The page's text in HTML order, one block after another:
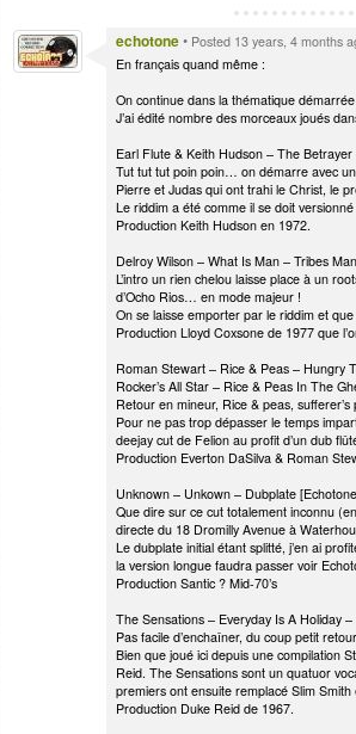
echotone• Posted 13 years, 4 months
En français quand même :
On continue dans la thématique
J’ai édité nombre des morceaux joués
Earl Flute & Keith Hudson – The
Tut tut tut poin poin… on démarre avec
Pierre et Judas qui ont trahi le Christ, le
Le riddim a été comme il se doit
Production Keith Hudson en 1972.
Delroy Wilson – What Is Man – Tribes
L’intro un rien chelou laisse place à un
d’Ocho Rios… en mode majeur !
On se laisse emporter par le riddim et
Production Lloyd Coxsone de 1977 que
Roman Stewart – Rice & Peas – Hungry
Rocker’s All Star – Rice & Peas In The
Retour en mineur, Rice & peas,
Pour ne pas trop dépasser le temps
deejay cut de Felion au profit d’un dub
Production Everton DaSilva & Roman
Unknown – Unkown – Dubplate
Que dire sur ce cut totalement inconnu
directe du 18 Dromilly Avenue à
Le dubplate initial étant splitté, j’en ai
la version longue faudra passer voir
Production Santic ? Mid-70’s
The Sensations – Everyday Is A Holiday
Pas facile d’enchaîner, du coup petit
Bien que joué ici depuis une compilation
Reid. The Sensations sont un quatuor
premiers ont ensuite remplacé Slim
Production Duke Reid de 1967.